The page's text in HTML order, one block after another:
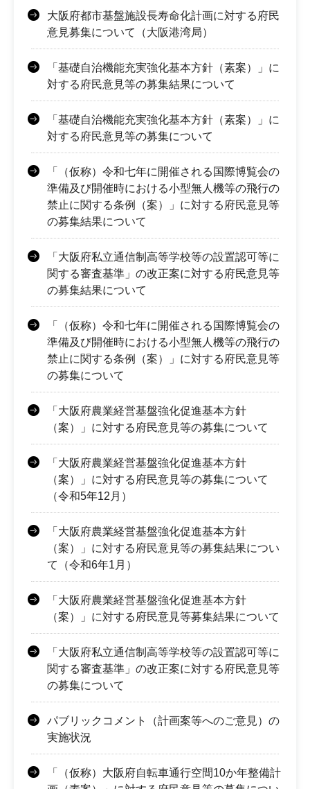
大阪府都市基盤施設長寿命化計画に対する府民
意見募集について（大阪港湾局）
「基礎自治機能充実強化基本方針（素案）」に
対する府民意見等の募集結果について
「基礎自治機能充実強化基本方針（素案）」に
対する府民意見等の募集について
「（仮称）令和七年に開催される国際博覧会の
準備及び開催時における小型無人機等の飛行の
禁止に関する条例（案）」に対する府民意見等
の募集結果について
「大阪府私立通信制高等学校等の設置認可等に
関する審査基準」の改正案に対する府民意見等
の募集結果について
「（仮称）令和七年に開催される国際博覧会の
準備及び開催時における小型無人機等の飛行の
禁止に関する条例（案）」に対する府民意見等
の募集について
「大阪府農業経営基盤強化促進基本方針
（案）」に対する府民意見等の募集について
「大阪府農業経営基盤強化促進基本方針
（案）」に対する府民意見等の募集について
（令和5年12月）
「大阪府農業経営基盤強化促進基本方針
（案）」に対する府民意見等の募集結果につい
て（令和6年1月）
「大阪府農業経営基盤強化促進基本方針
（案）」に対する府民意見等募集結果について
「大阪府私立通信制高等学校等の設置認可等に
関する審査基準」の改正案に対する府民意見等
の募集について
パブリックコメント（計画案等へのご意見）の
実施状況
「（仮称）大阪府自転車通行空間10か年整備計